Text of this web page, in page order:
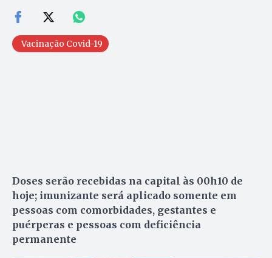
Vacinação Covid-19
Doses serão recebidas na capital às 00h10 de
hoje; imunizante será aplicado somente em
pessoas com comorbidades, gestantes e
puérperas e pessoas com deficiência
permanente